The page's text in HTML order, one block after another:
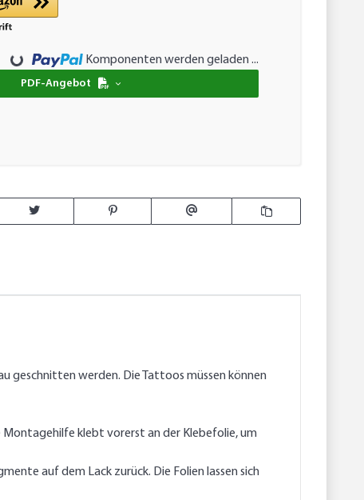
Loading...
Komponenten werden geladen ...
PDF-Angebot
geschnitten werden. Die Tattoos müssen können
klebt vorerst an der Klebefolie, um
auf dem Lack zurück. Die Folien lassen sich